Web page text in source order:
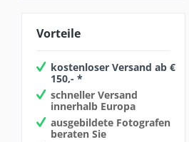
Vorteile
kostenloser Versand ab €
150,- *
schneller Versand
innerhalb Europa
ausgebildete Fotografen
beraten Sie